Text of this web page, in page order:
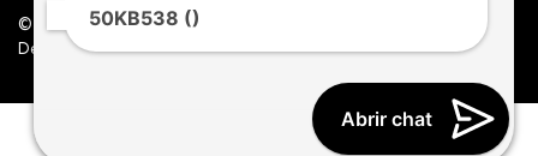
© Nemvo. Todos los derechos Reservados.
Design by Nemvo Agency
50KB538 ()
Abrir chat